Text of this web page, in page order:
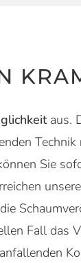
aus.
Technik
Sie
Fall das